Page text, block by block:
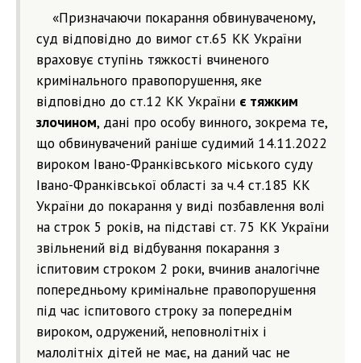
«Призначаючи покарання обвинуваченому,
суд відповідно до вимог ст.65 КК України
враховує ступінь тяжкості вчиненого
кримінального правопорушення, яке
відповідно до ст.12 КК України є тяжким
злочином, дані про особу винного, зокрема те,
що обвинувачений раніше судимий 14.11.2022
вироком Івано-Франківського міського суду
Івано-Франківської області за ч.4 ст.185 КК
України до покарання у виді позбавлення волі
на строк 5 років, на підставі ст. 75 КК України
звільнений від відбування покарання з
іспитовим строком 2 роки, вчинив аналогічне
попередньому кримінальне правопорушення
під час іспитового строку за попереднім
вироком, одружений, неповнолітніх і
малолітніх дітей не має, на даний час не